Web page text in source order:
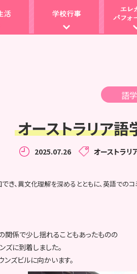
語
オーストラリア
2025.07.26 オーストラリ
き、異文化理解を深めるとともに、英語での
関係で少し揺れることもあったものの
に到着しました。
ズビルに向かいます。